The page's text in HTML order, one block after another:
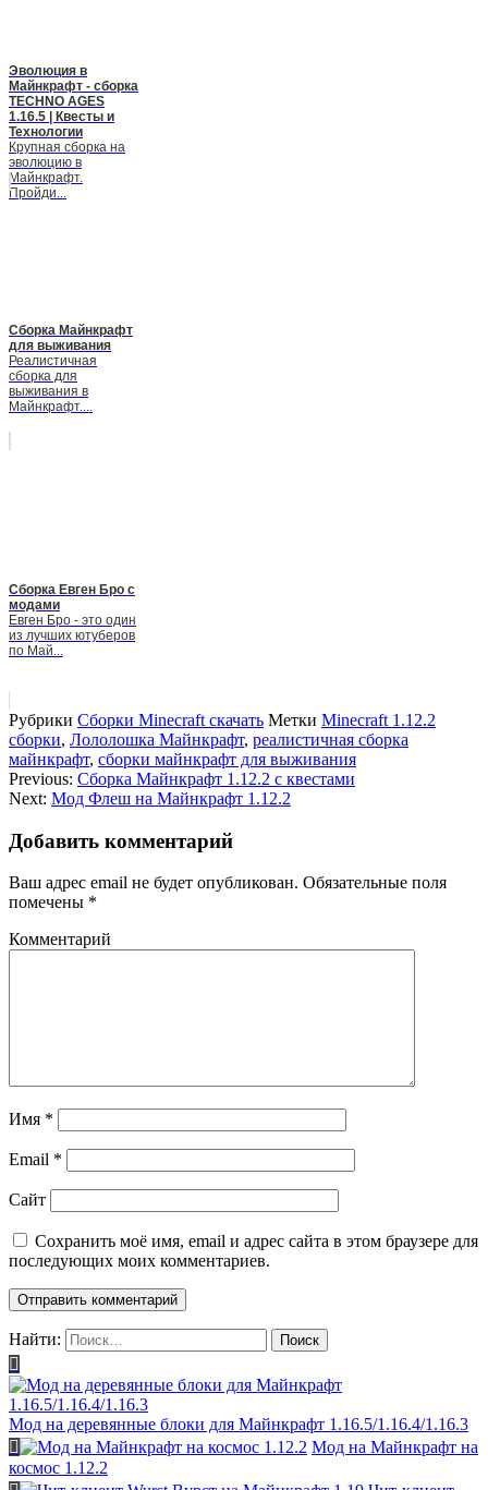
Эволюция в
Майнкрафт - сборка
TECHNO AGES
1.16.5 | Квесты и
Технологии
Крупная сборка на
эволюцию в
Майнкрафт.
Пройди...
Сборка Майнкрафт
для выживания
Реалистичная
сборка для
выживания в
Майнкрафт....
Сборка Евген Бро с
модами
Евген Бро - это один
из лучших ютуберов
по Май...
Рубрики Сборки Minecraft скачать Метки Minecraft 1.12.2
сборки, Лололошка Майнкрафт, реалистичная сборка
майнкрафт, сборки майнкрафт для выживания
Previous: Сборка Майнкрафт 1.12.2 с квестами
Next: Мод Флеш на Майнкрафт 1.12.2
Добавить комментарий
Ваш адрес email не будет опубликован. Обязательные поля
помечены *
Комментарий
Имя *
Email *
Сайт
Сохранить моё имя, email и адрес сайта в этом браузере для
последующих моих комментариев.
Найти:
Мод на деревянные блоки для Майнкрафт 1.16.5/1.16.4/1.16.3
Мод на Майнкрафт на
космос 1.12.2